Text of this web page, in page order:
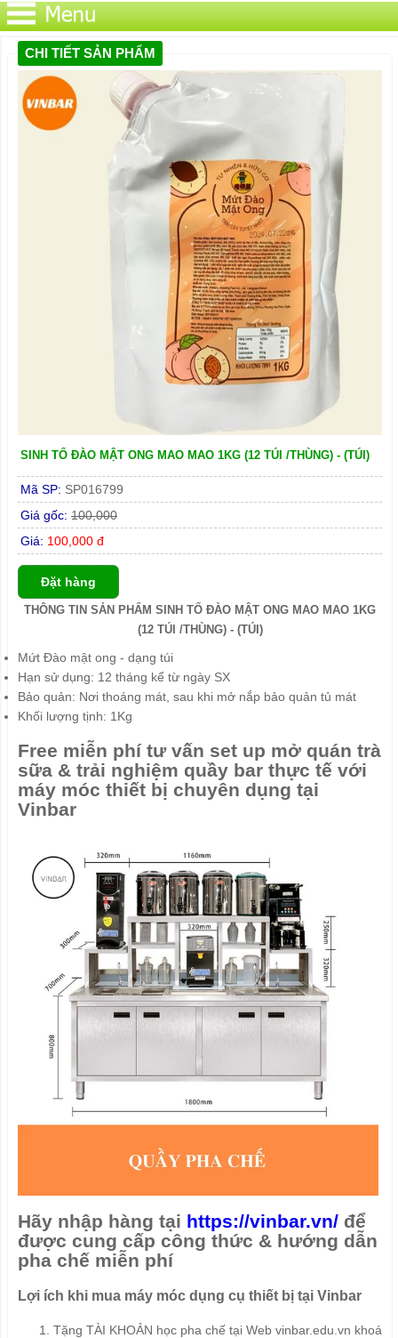
CHI TIẾT SẢN PHẨM
SINH TỐ ĐÀO MẬT ONG MAO MAO 1KG (12 TÚI /THÙNG) - (TÚI)
Mã SP: SP016799
Giá gốc: 100,000
Giá: 100,000 đ
Đặt hàng
THÔNG TIN SẢN PHẨM SINH TỐ ĐÀO MẬT ONG MAO MAO 1KG
(12 TÚI /THÙNG) - (TÚI)
Mứt Đào mật ong - dạng túi
Hạn sử dụng: 12 tháng kể từ ngày SX
Bảo quản: Nơi thoáng mát, sau khi mở nắp bảo quản tủ mát
Khối lượng tịnh: 1Kg
Free miễn phí tư vấn set up mở quán trà
sữa & trải nghiệm quầy bar thực tế với
máy móc thiết bị chuyên dụng tại
Vinbar
Hãy nhập hàng tại https://vinbar.vn/để
được cung cấp công thức & hướng dẫn
pha chế miễn phí
Lợi ích khi mua máy móc dụng cụ thiết bị tại Vinbar
Tặng TÀI KHOẢN học pha chế tại Web vinbar.edu.vn khoá